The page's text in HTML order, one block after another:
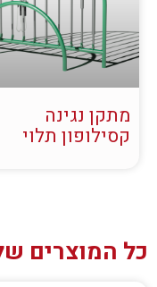
מתקן נגינה
קסילופון תלוי
כל המוצרים